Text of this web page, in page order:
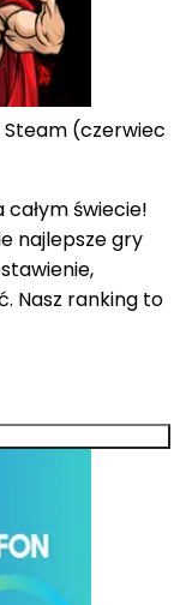
Steam (czerwiec
świecie!
najlepsze gry
Nasz ranking to